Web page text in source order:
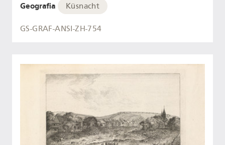
Geografia Küsnacht
GS-GRAF-ANSI-ZH-754